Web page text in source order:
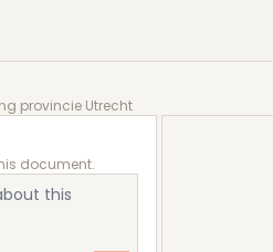
provincie Utrecht
Utrecht
document.